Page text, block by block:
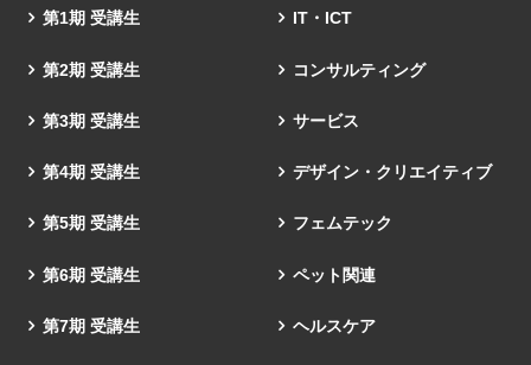
第1期 受講生
第2期 受講生
第3期 受講生
第4期 受講生
第5期 受講生
第6期 受講生
第7期 受講生
IT・ICT
コンサルティング
サービス
デザイン・クリエイティブ
フェムテック
ペット関連
ヘルスケア